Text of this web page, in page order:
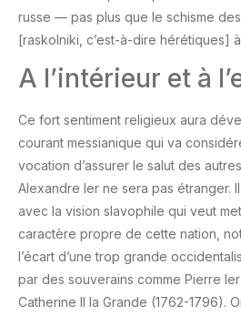
russe — pas plus que le schisme
[raskolniki, c’est-à-dire hérétiques]
A l’intérieur et à
Ce fort sentiment religieux aura
courant messianique qui va
vocation d’assurer le salut des
Alexandre Ier ne sera pas étranger.
avec la vision slavophile qui veut
caractère propre de cette nation,
l’écart d’une trop grande
par des souverains comme Pierre
Catherine II la Grande (1762-1796).